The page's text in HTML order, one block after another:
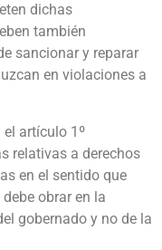
dichas
también
sancionar y reparar
en violaciones a
artículo 1º
relativas a derechos
en el sentido que
obrar en la
gobernado y no de la